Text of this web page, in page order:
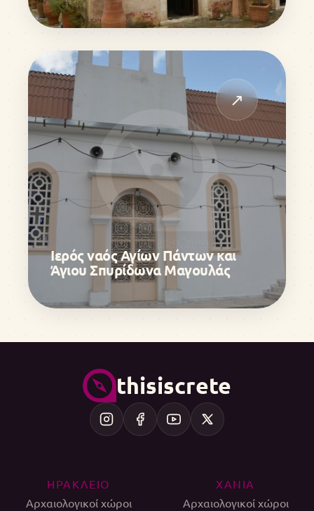
↗
Ιερός ναός Αγίων Πάντων και
Άγιου Σπυρίδωνα Μαγουλάς
thisiscrete
ΗΡΑΚΛΕΙΟ
Αρχαιολογικοί χώροι
ΧΑΝΙΑ
Αρχαιολογικοί χώροι